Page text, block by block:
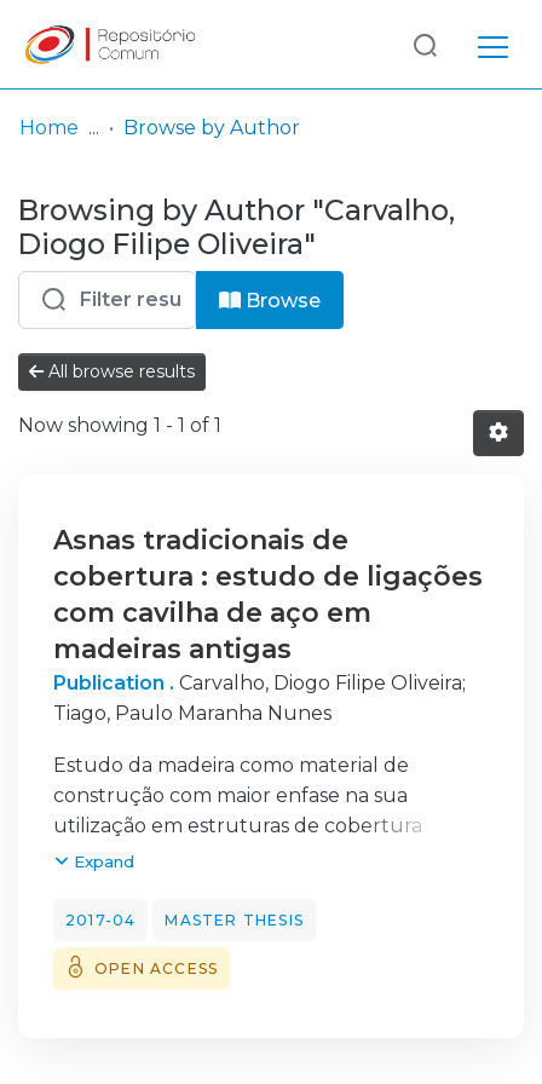
& Collections
Browse repository
Entities
Log
In
(current)
Home Browse by Author
Browsing by Author "Carvalho,
Diogo Filipe Oliveira"
Browse
All browse results
Now showing 1 - 1 of 1
Asnas tradicionais de
cobertura : estudo de ligações
com cavilha de aço em
madeiras antigas
Publication . Carvalho, Diogo Filipe Oliveira;
Tiago, Paulo Maranha Nunes
Estudo da madeira como material de
construção com maior enfase na sua
utilização em estruturas de cobertura
antigas como asnas de cobertura. Breve
madeira ao longo dos tempos assim como a
evolução da sua aplicabilidade na
construção civil.
Expand
2017-04 MASTER THESIS
OPEN ACCESS